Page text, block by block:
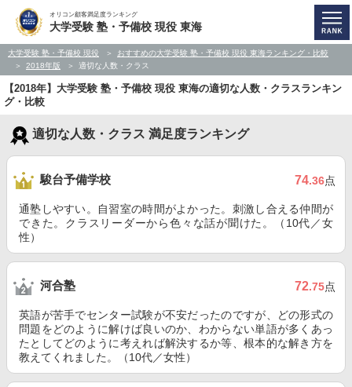
オリコン顧客満足度ランキング
大学受験 塾・予備校 現役 東海
大学受験 塾・予備校 現役
おすすめの大学受験 塾・予備校 現役 東海ランキング・比較
2018年版
適切な人数・クラス
【2018年】大学受験 塾・予備校 現役 東海の適切な人数・クラスランキン
グ・比較
適切な人数・クラス 満足度ランキング
駿台予備学校 74.36点
通塾しやすい。自習室の時間がよかった。刺激し合える仲間が
できた。クラスリーダーから色々な話が聞けた。（10代／女
性）
河合塾 72.75点
英語が苦手でセンター試験が不安だったのですが、どの形式の
問題をどのように解けば良いのか、わからない単語が多くあっ
たとしてどのように考えれば解決するか等、根本的な解き方を
教えてくれました。（10代／女性）